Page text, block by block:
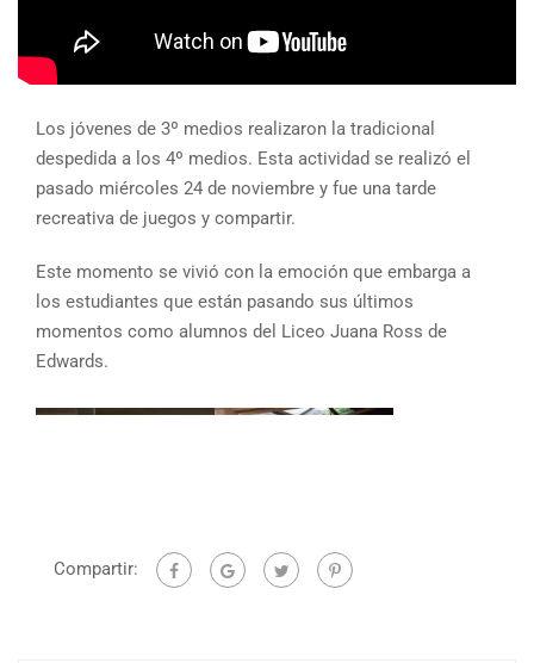
Los jóvenes de 3º medios realizaron la tradicional
despedida a los 4º medios. Esta actividad se realizó el
pasado miércoles 24 de noviembre y fue una tarde
recreativa de juegos y compartir.
Este momento se vivió con la emoción que embarga a
los estudiantes que están pasando sus últimos
momentos como alumnos del Liceo Juana Ross de
Edwards.
Compartir: